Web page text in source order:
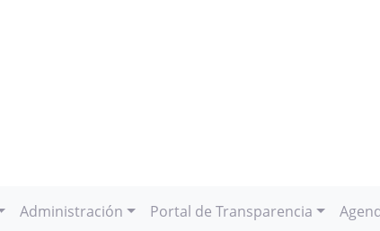
Administración Portal de Transparencia